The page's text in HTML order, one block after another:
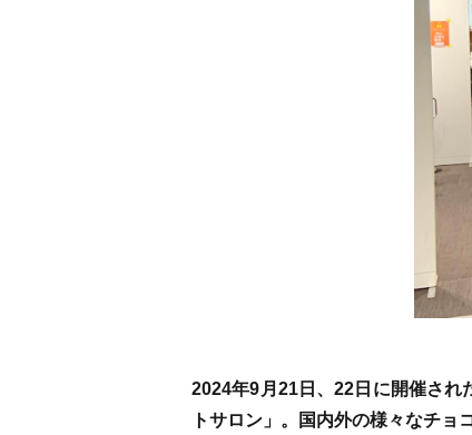
2024年9月21日、22日に開催され
トサロン」。国内外の様々なチョ